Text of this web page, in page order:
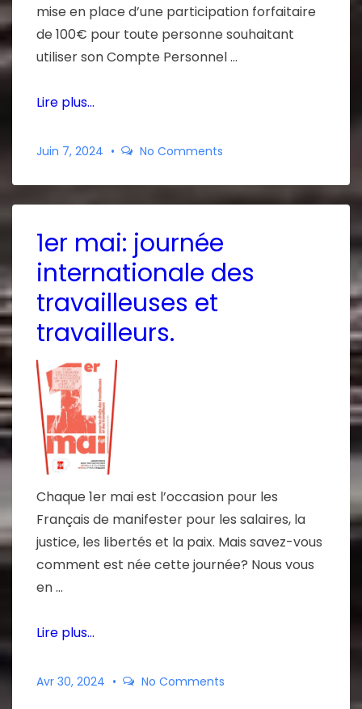
mise en place d’une participation forfaitaire
de 100€ pour toute personne souhaitant
utiliser son Compte Personnel …
Lire plus…
Juin 7, 2024 No Comments
1er mai: journée
internationale des
travailleuses et
travailleurs.
Chaque 1er mai est l’occasion pour les
Français de manifester pour les salaires, la
justice, les libertés et la paix. Mais savez-vous
comment est née cette journée? Nous vous
en …
Lire plus…
Avr 30, 2024 No Comments